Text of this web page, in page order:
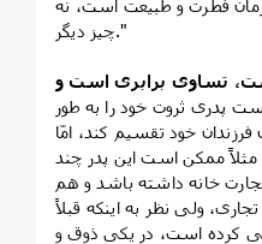
فطرت و طبیعت است، نه
چیز دیگر."
تساوى برابرى است و
پدرى ثروت خود را به طور
خود تقسیم کند، امّا
ممکن است این پدر چند
خانه داشته باشد و هم
ولى نظر به اینکه قبلاً
کرده است، در یکى ذوق و